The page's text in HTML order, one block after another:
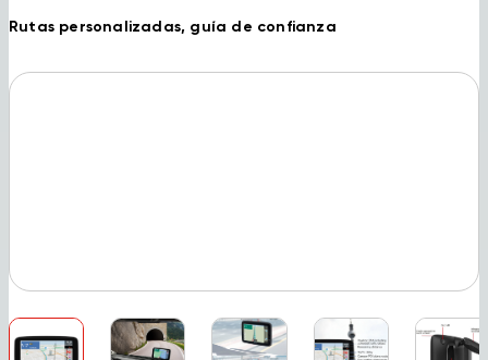
Rutas personalizadas, guía de confianza